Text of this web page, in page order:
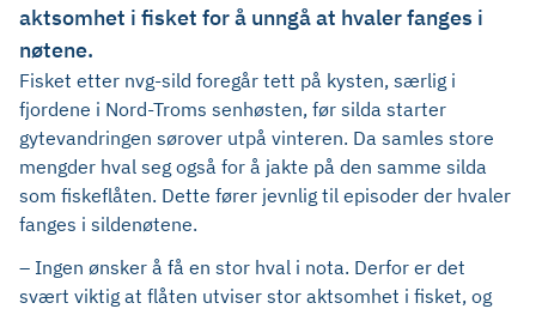
aktsomhet i fisket for å unngå at hvaler fanges i
nøtene.
Fisket etter nvg-sild foregår tett på kysten, særlig i
fjordene i Nord-Troms senhøsten, før silda starter
gytevandringen sørover utpå vinteren. Da samles store
mengder hval seg også for å jakte på den samme silda
som fiskeflåten. Dette fører jevnlig til episoder der hvaler
fanges i sildenøtene.
– Ingen ønsker å få en stor hval i nota. Derfor er det
svært viktig at flåten utviser stor aktsomhet i fisket, og